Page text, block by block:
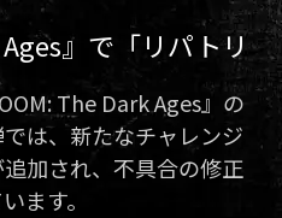
』で「リパトリ
The Dark Ages』の
は、新たなチャレンジ
加され、不具合の修正
ます。